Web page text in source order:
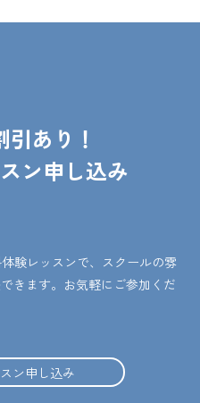
あり！
ン申し込み
験レッスンで、スクールの雰
きます。お気軽にご参加くだ
ン申し込み